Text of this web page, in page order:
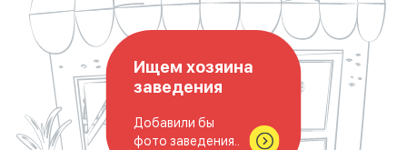
Ищем хозяина
заведения
Добавили бы
фото заведения..